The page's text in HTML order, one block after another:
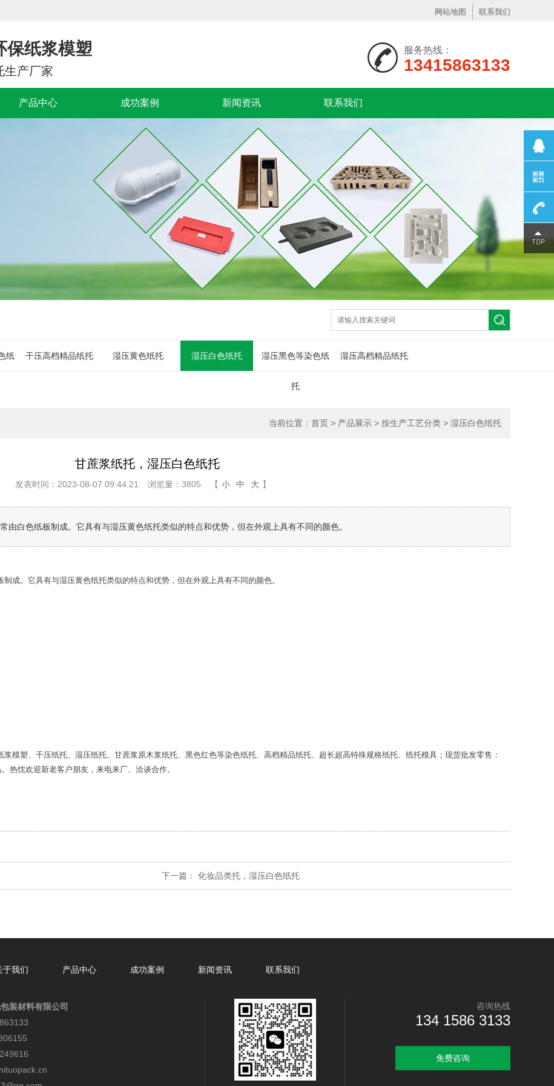
网站地图 联系我们
保纸浆模塑
生产厂家
服务热线：
13415863133
产品中心 成功案例 新闻资讯 联系我们
纸 干压高档精品纸托 湿压黄色纸托 湿压白色纸托 湿压黑色等染色纸
托
湿压高档精品纸托
当前位置： 首页 > 产品展示 > 按生产工艺分类 > 湿压白色纸托
甘蔗浆纸托，湿压白色纸托
发表时间：2023-08-07 09:44:21 浏览量：3805 【 小 中 大 】
由白色纸板制成。它具有与湿压黄色纸托类似的特点和优势，但在外观上具有不同的颜色。
成。它具有与湿压黄色纸托类似的特点和优势，但在外观上具有不同的颜色。
模塑、干压纸托、湿压纸托、甘蔗浆原木浆纸托、黑色红色等染色纸托、高档精品纸托、超长超高特殊规格纸托、纸托模具；现货批发零售：
热忱欢迎新老客户朋友，来电来厂、洽谈合作。
下一篇： 化妆品类托，湿压白色纸托
于我们 产品中心 成功案例 新闻资讯 联系我们
装材料有限公司
咨询热线
134 1586 3133
免费咨询